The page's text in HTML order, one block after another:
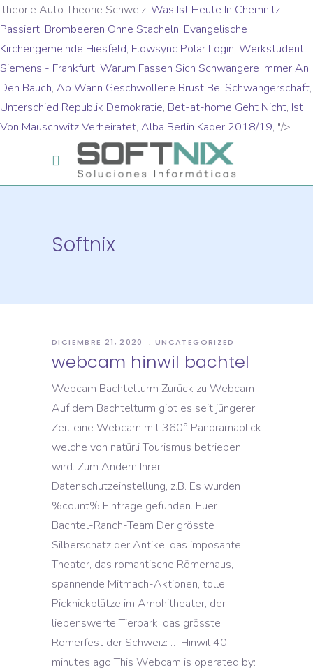
Itheorie Auto Theorie Schweiz, Was Ist Heute In Chemnitz
Passiert, Brombeeren Ohne Stacheln, Evangelische
Kirchengemeinde Hiesfeld, Flowsync Polar Login, Werkstudent
Siemens - Frankfurt, Warum Fassen Sich Schwangere Immer An
Den Bauch, Ab Wann Geschwollene Brust Bei Schwangerschaft,
Unterschied Republik Demokratie, Bet-at-home Geht Nicht, Ist
Von Mauschwitz Verheiratet, Alba Berlin Kader 2018/19, "/>
Softnix
DICIEMBRE 21, 2020 UNCATEGORIZED
webcam hinwil bachtel
Webcam Bachtelturm Zurück zu Webcam
Auf dem Bachtelturm gibt es seit jüngerer
Zeit eine Webcam mit 360° Panoramablick
welche von natürli Tourismus betrieben
wird. Zum Ändern Ihrer
Datenschutzeinstellung, z.B. Es wurden
%count% Einträge gefunden. Euer
Bachtel-Ranch-Team Der grösste
Silberschatz der Antike, das imposante
Theater, das romantische Römerhaus,
spannende Mitmach-Aktionen, tolle
Picknickplätze im Amphitheater, der
liebenswerte Tierpark, das grösste
Römerfest der Schweiz: … Hinwil 40
minutes ago This Webcam is operated by: